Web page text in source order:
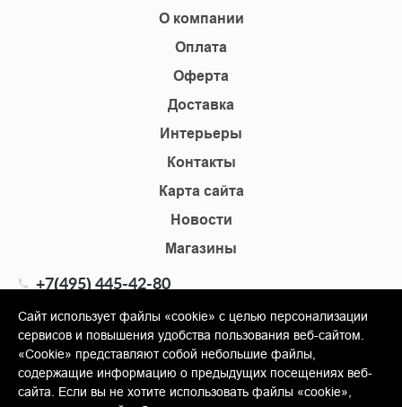
О компании
Оплата
Оферта
Доставка
Интерьеры
Контакты
Карта сайта
Новости
Магазины
+7(495) 445-42-80
info@shopkm.ru
© Copyright 2013-2026 KERAMA MARAZZI, ООО «Гамма
Сайт использует файлы «cookie» с целью персонализации
сервисов и повышения удобства пользования веб-сайтом.
«Cookie» представляют собой небольшие файлы,
содержащие информацию о предыдущих посещениях веб-
сайта. Если вы не хотите использовать файлы «cookie»,